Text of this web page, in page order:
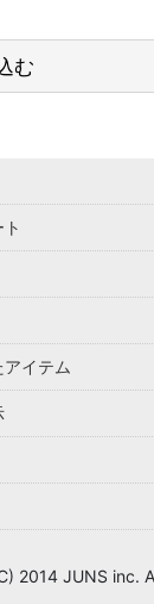
む
イテム
2014 JUNS inc.